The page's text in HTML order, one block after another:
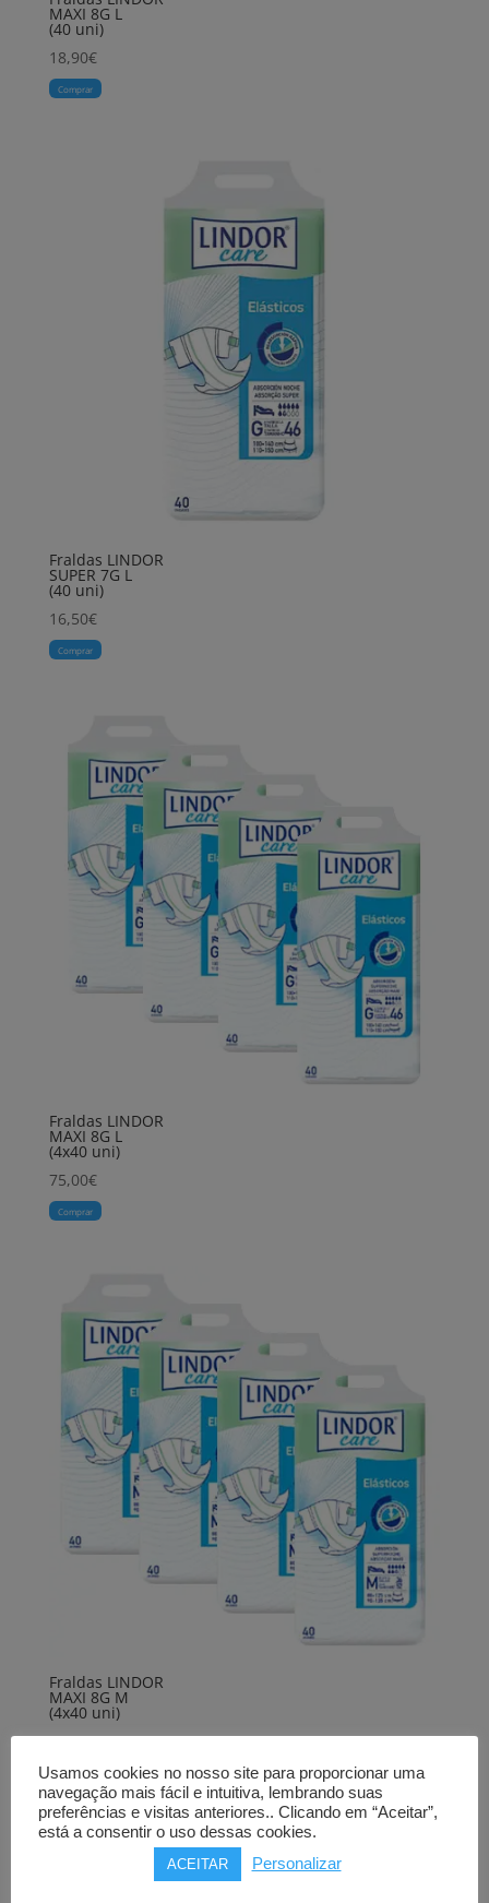
MAXI 8G L
(40 uni)
18,90€
Comprar
Fraldas LINDOR
SUPER 7G L
(40 uni)
16,50€
Comprar
Fraldas LINDOR
MAXI 8G L
(4x40 uni)
75,00€
Comprar
Fraldas LINDOR
MAXI 8G M
(4x40 uni)
68,00€
Comprar
Usamos cookies no nosso site para proporcionar uma
navegação mais fácil e intuitiva, lembrando suas
preferências e visitas anteriores.. Clicando em “Aceitar”,
está a consentir o uso dessas cookies.
ACEITAR Personalizar